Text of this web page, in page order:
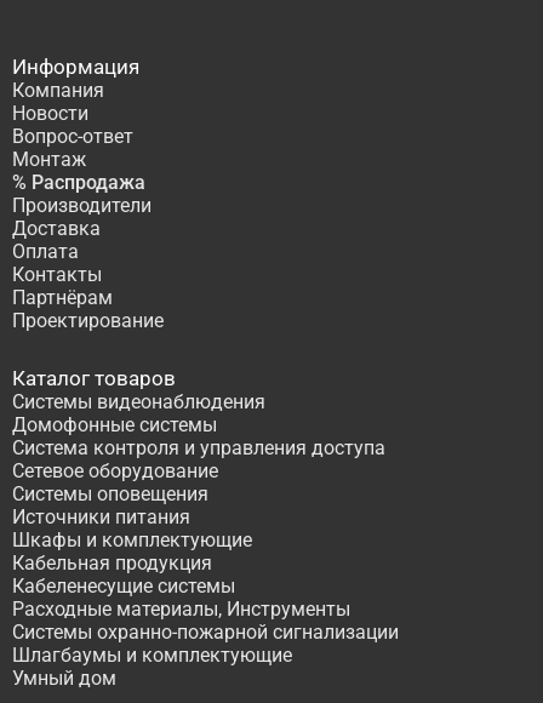
Информация
Компания
Новости
Вопрос-ответ
Монтаж
% Распродажа
Производители
Доставка
Оплата
Контакты
Партнёрам
Проектирование
Каталог товаров
Системы видеонаблюдения
Домофонные системы
Система контроля и управления доступа
Сетевое оборудование
Системы оповещения
Источники питания
Шкафы и комплектующие
Кабельная продукция
Кабеленесущие системы
Расходные материалы, Инструменты
Системы охранно-пожарной сигнализации
Шлагбаумы и комплектующие
Умный дом